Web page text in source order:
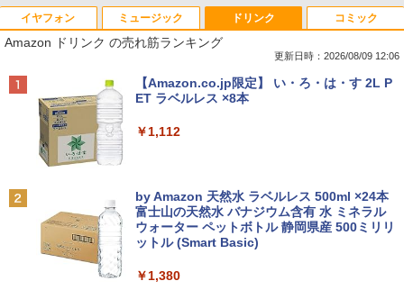
イヤフォン
Anker Soundcore P40i オフホワイト
Anker Soundcore P31i ブラック
￥5,990
ミュージック
BRUCE WAYNE feat. Flo Milli, ATL Jacob
[Explicit]
￥250
BRUCE WAYNE feat. Flo Milli, ATL Jacob
[Explicit]
￥250
ドリンク
Amazon ドリンク の売れ筋ランキング
更新日時：2026/08/09 12:06
【Amazon.co.jp限定】 い・ろ・は・す 2L P
ET ラベルレス ×8本
￥1,112
by Amazon 天然水 ラベルレス 500ml ×24本
富士山の天然水 バナジウム含有 水 ミネラル
ウォーター ペットボトル 静岡県産 500ミリリ
ットル (Smart Basic)
￥1,380
コミック